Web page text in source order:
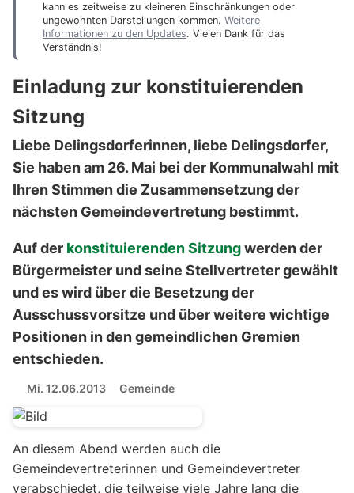
kann es zeitweise zu kleineren Einschränkungen oder
ungewohnten Darstellungen kommen. Weitere
Informationen zu den Updates. Vielen Dank für das
Verständnis!
Einladung zur konstituierenden
Sitzung
Liebe Delingsdorferinnen, liebe Delingsdorfer,
Sie haben am 26. Mai bei der Kommunalwahl mit
Ihren Stimmen die Zusammensetzung der
nächsten Gemeindevertretung bestimmt.
Auf der konstituierenden Sitzungwerden der
Bürgermeister und seine Stellvertreter gewählt
und es wird über die Besetzung der
Ausschussvorsitze und über weitere wichtige
Positionen in den gemeindlichen Gremien
entschieden.
Mi. 12.06.2013 Gemeinde
An diesem Abend werden auch die
Gemeindevertreterinnen und Gemeindevertreter
verabschiedet, die teilweise viele Jahre lang die